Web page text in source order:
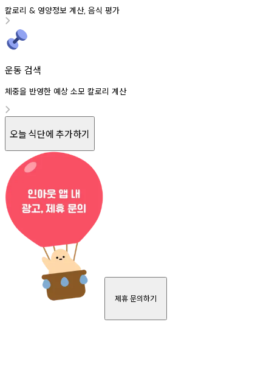
칼로리 & 영양정보 계산, 음식 평가
운동 검색
체중을 반영한 예상 소모 칼로리 계산
오늘 식단에 추가하기
제휴 문의하기